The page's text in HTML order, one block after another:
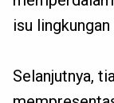
isu
Selanjutnya,